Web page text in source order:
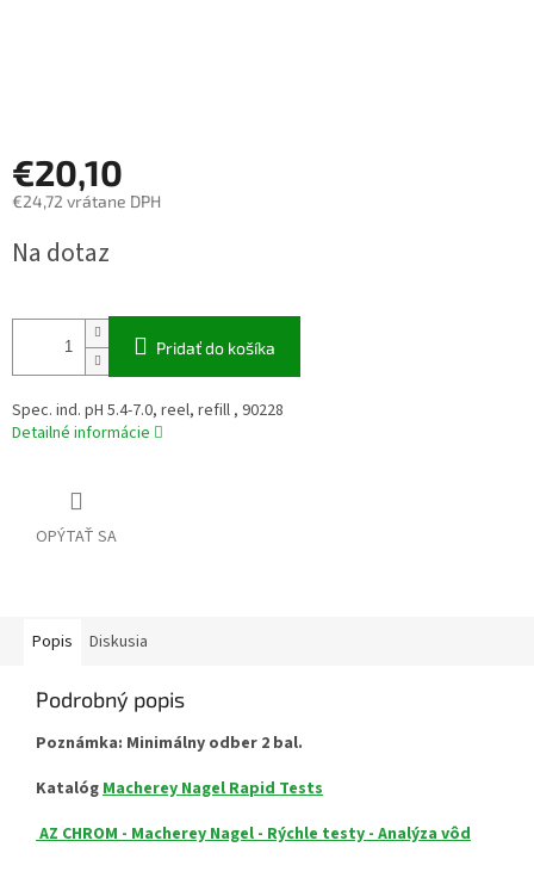
€20,10
€24,72 vrátane DPH
cena:
Na dotaz
Pridať do košíka
Spec. ind. pH 5.4-7.0, reel, refill , 90228
Detailné informácie
OPÝTAŤ SA
Popis Diskusia
Podrobný popis
Poznámka: Minimálny odber 2 bal.
KatalógMacherey Nagel Rapid Tests
AZ CHROM - Macherey Nagel - Rýchle testy - Analýza vôd